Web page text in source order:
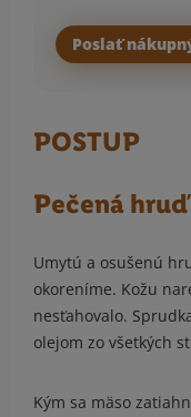
Poslať
POSTUP
Pečená hruď
Umytú a osušenú
okoreníme. Kožu
nesťahovalo.
olejom zo všetkých
Kým sa mäso